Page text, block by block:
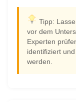
Tipp:
vor dem
Experten
identifiziert
werden.